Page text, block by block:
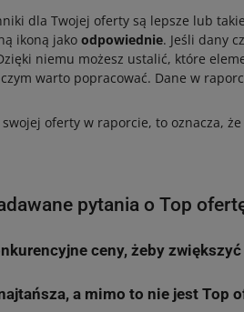
dla Twojej oferty są lepsze lub
ikoną jakoodpowiednie. Jeśli dany
niemu możesz ustalić, które
warto popracować. Dane w
swojej oferty w raporcie, to oznacza,
pytania o Top
ceny, żeby
z narzędziaAutomatyczne ceny, w
a mimo to nie jest Top